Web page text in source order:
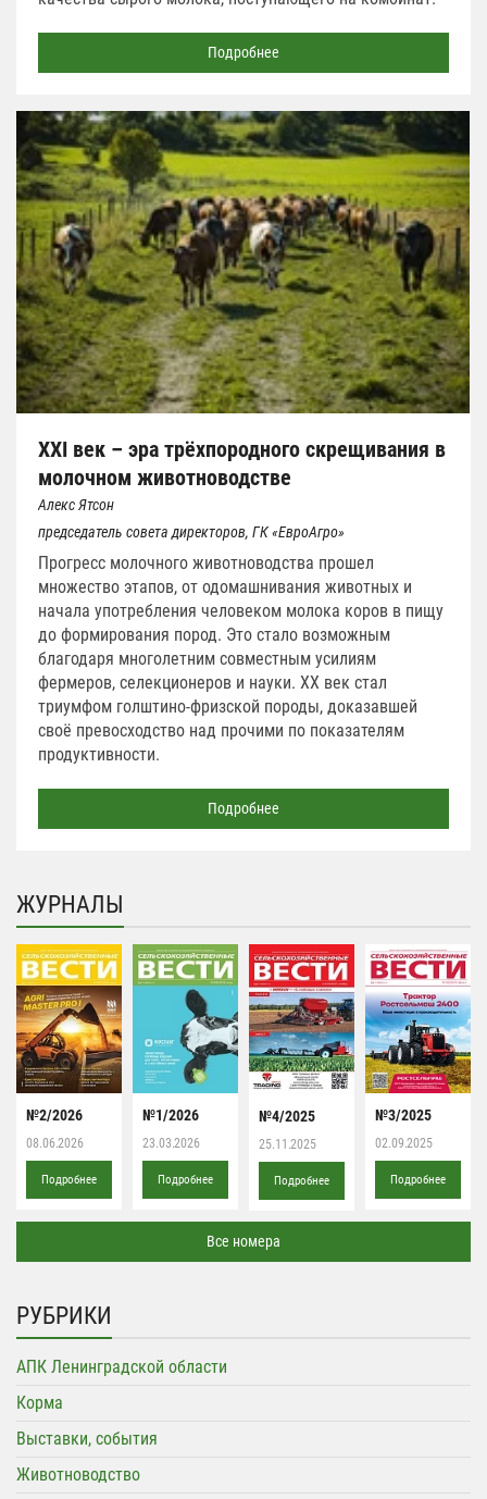
Подробнее
XXI век – эра трёхпородного скрещивания в
молочном животноводстве
Алекс Ятсон
председатель совета директоров, ГК «ЕвроАгро»
Прогресс молочного животноводства прошел
множество этапов, от одомашнивания животных и
начала употребления человеком молока коров в пищу
до формирования пород. Это стало возможным
благодаря многолетним совместным усилиям
фермеров, селекционеров и науки. ХХ век стал
триумфом голштино-фризской породы, доказавшей
своё превосходство над прочими по показателям
продуктивности.
Подробнее
ЖУРНАЛЫ
№2/2026
08.06.2026
Подробнее
№1/2026
23.03.2026
Подробнее
№4/2025
25.11.2025
Подробнее
№3/2025
02.09.2025
Подробнее
Все номера
РУБРИКИ
АПК Ленинградской области
Корма
Выставки, события
Животноводство